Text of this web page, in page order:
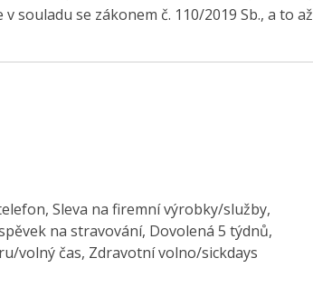
souladu se zákonem č. 110/2019 Sb., a to až
Sleva na firemní výrobky/služby,
na stravování, Dovolená 5 týdnů,
volný čas, Zdravotní volno/sickdays